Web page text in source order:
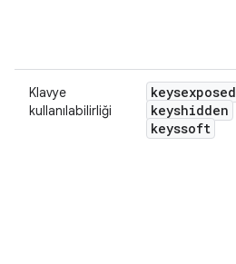
Klavye
kullanılabilirliği
keysexposed
keyshidden
keyssoft